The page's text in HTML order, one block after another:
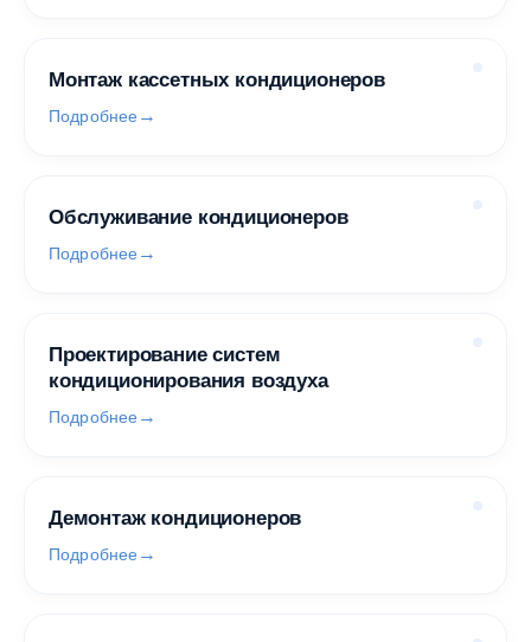
Монтаж кассетных кондиционеров
Подробнее
Обслуживание кондиционеров
Подробнее
Проектирование систем
кондиционирования воздуха
Подробнее
Демонтаж кондиционеров
Подробнее